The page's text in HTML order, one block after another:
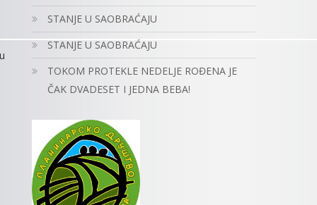
STANJE U SAOBRAĆAJU
STANJE U SAOBRAĆAJU
TOKOM PROTEKLE NEDELJE ROĐENA JE
ČAK DVADESET I JEDNA BEBA!